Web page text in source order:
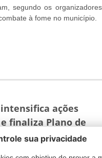
segundo os
à fome no município.
ações
finaliza Plano de
em Rio Grande
sua privacidade